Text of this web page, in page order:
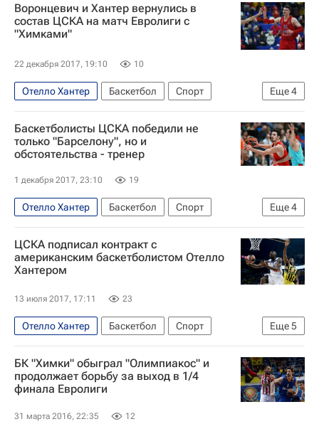
Воронцевич и Хантер вернулись в
состав ЦСКА на матч Евролиги с
"Химками"
22 декабря 2017, 19:10 10
Еще4
Отелло Хантер Баскетбол
Спорт
Химки
ЦСКА
Андрей Воронцевич
Евролига
Баскетболисты ЦСКА победили не
только "Барселону", но и
обстоятельства - тренер
1 декабря 2017, 23:10 19
Еще4
Отелло Хантер Баскетбол
Спорт
Димитрис Итудис
ЦСКА
Барселона (баскетбол)
Евролига
ЦСКА подписал контракт с
американским баскетболистом Отелло
Хантером
13 июля 2017, 17:11 23
Еще5
Отелло Хантер Баскетбол
Спорт
Димитрис Итудис
Единая лига ВТБ
ЦСКА
Реал Мадрид
Евролига
БК "Химки" обыграл "Олимпиакос" и
продолжает борьбу за выход в 1/4
финала Евролиги
31 марта 2016, 22:35 12